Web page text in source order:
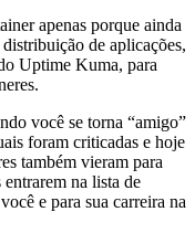
apenas porque ainda
de aplicações,
Uptime Kuma, para
você se torna “amigo”
foram criticadas e hoje
também vieram para
na lista de
e para sua carreira na